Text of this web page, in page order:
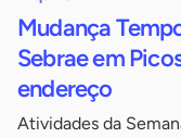
Mudança
Sebrae em
endereço
Atividades da